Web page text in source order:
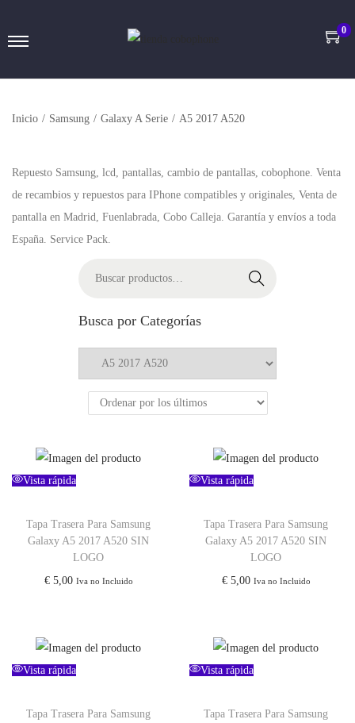
0
Inicio / Samsung / Galaxy A Serie / A5 2017 A520
Repuesto Samsung, lcd, pantallas, cambio de pantallas, cobophone. Venta
de recambios y repuestos para IPhone compatibles y originales, Venta de
pantalla en Madrid, Fuenlabrada, Cobo Calleja. Garantía y envíos a toda
España. Service Pack.
Buscar
Busca por Categorías
Vista rápida
Tapa Trasera Para Samsung
Galaxy A5 2017 A520 SIN
LOGO
€5,00 Iva no Incluido
Vista rápida
Tapa Trasera Para Samsung
Galaxy A5 2017 A520 SIN
LOGO
€5,00 Iva no Incluido
Vista rápida
Tapa Trasera Para Samsung
Vista rápida
Tapa Trasera Para Samsung